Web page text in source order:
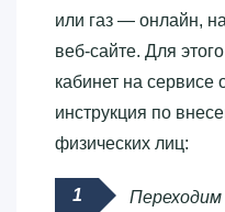
или газ — онлайн,
веб-сайте. Для
кабинет на сервисе
инструкция по
физических лиц: